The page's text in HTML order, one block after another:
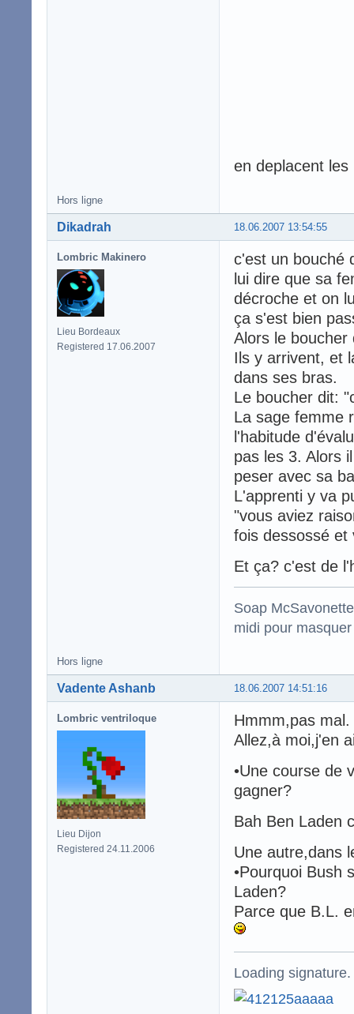
en deplacent les
Hors ligne
18.06.2007 13:54:55
Dikadrah
Lombric Makinero
Lieu Bordeaux
Registered 17.06.2007
c'est un bouché
lui dire que sa
décroche et on
ça s'est bien
Alors le boucher
Ils y arrivent, et
dans ses bras.
Le boucher dit:
La sage femme
l'habitude
pas les 3. Alors
peser avec sa
L'apprenti y va
"vous aviez
fois dessossé et
Et ça? c'est de
Soap
midi pour
Hors ligne
18.06.2007 14:51:16
Vadente Ashanb
Lombric ventriloque
Lieu Dijon
Registered 24.11.2006
Hmmm,pas mal.
Allez,à moi,j'en
•Une course de
gagner?
Bah Ben Laden
Une autre,dans
•Pourquoi Bush
Laden?
Parce que B.L.
Loading signature.